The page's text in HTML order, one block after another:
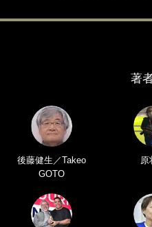
著
後藤健生／Takeo
GOTO
原